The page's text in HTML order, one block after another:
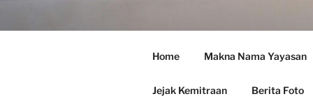
Home Makna Nama Yayasan
Jejak Kemitraan Berita Foto